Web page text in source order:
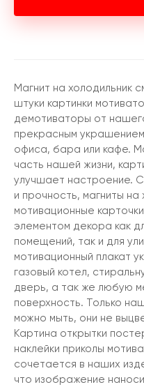
Магнит на холодильник
штуки картинки
демотиваторы от
прекрасным
офиса, бара или кафе.
часть нашей жизни,
улучшает настроение.
и прочность, магниты
мотивационные
элементом декора как
помещений, так и для
мотивационный плакат
газовый котел,
дверь, а так же любую
поверхность. Только
можно мыть, они не
Картина открытки
наклейки приколы
сочетается в наших
что изображение